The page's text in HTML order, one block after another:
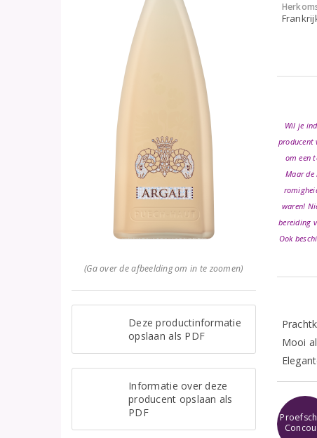
(Ga over de afbeelding om in te zoomen)
Deze productinformatie
opslaan als PDF
Informatie over deze
producent opslaan als
PDF
Wil je
producent
om een
Maar
waren!
bereiding
Ook
Mooi